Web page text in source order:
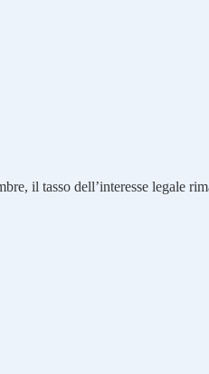
il tasso dell’interesse legale